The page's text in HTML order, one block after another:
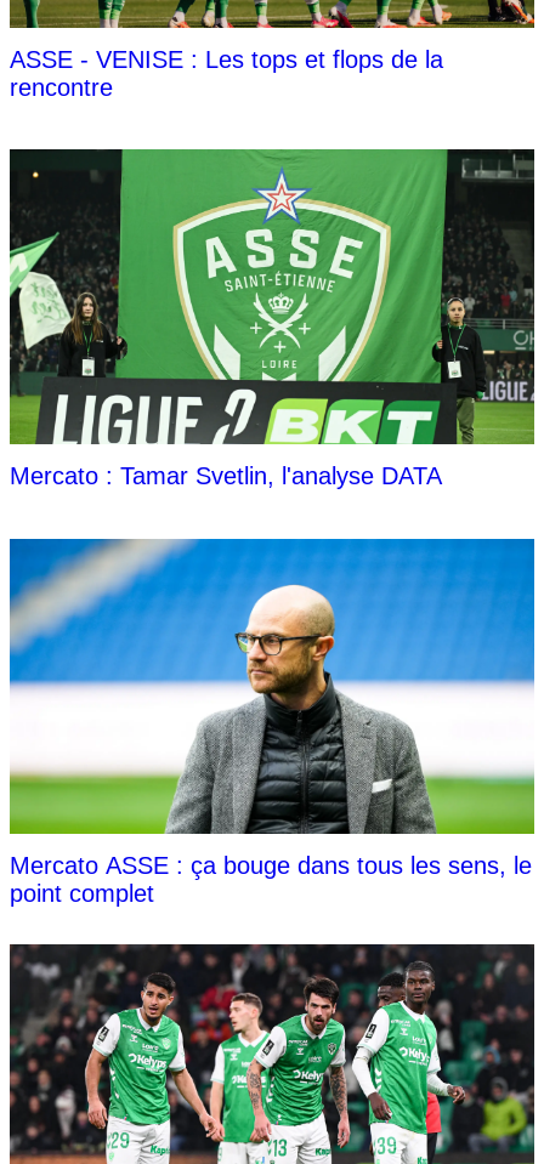
ASSE - VENISE : Les tops et flops de la
rencontre
Mercato : Tamar Svetlin, l'analyse DATA
Mercato ASSE : ça bouge dans tous les sens, le
point complet